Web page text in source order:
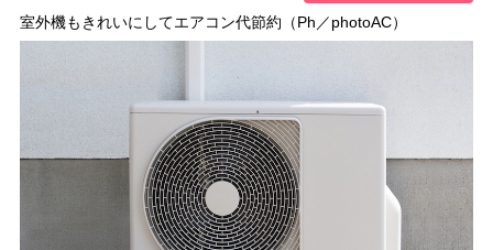
室外機もきれいにしてエアコン代節約（Ph／photoAC）